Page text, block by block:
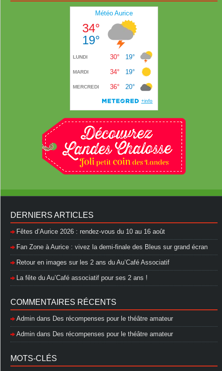
DERNIERS ARTICLES
Fêtes d’Aurice 2026 : rendez-vous du 10 au 16 août
Fan Zone à Aurice : vivez la demi-finale des Bleus sur grand écran
Retour en images sur les 2 ans du Au’Café Associatif
La fête du Au’Café associatif pour ses 2 ans !
COMMENTAIRES RÉCENTS
Admin dans Des récompenses pour le théâtre amateur
Admin dans Des récompenses pour le théâtre amateur
MOTS-CLÉS